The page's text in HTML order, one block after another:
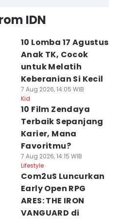
IDN
10 Lomba 17 Agustus
Anak TK, Cocok
untuk Melatih
Keberanian Si Kecil
7 Aug 2026, 14:05 WIB
Kid
10 Film Zendaya
Terbaik Sepanjang
Karier, Mana
Favoritmu?
7 Aug 2026, 14:15 WIB
Lifestyle
Com2uS Luncurkan
Early Open RPG
ARES: THE IRON
VANGUARD di